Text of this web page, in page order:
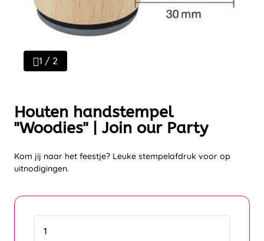
1 / 2
Houten handstempel
"Woodies" | Join our Party
Kom jij naar het feestje? Leuke stempelafdruk voor op
uitnodigingen.